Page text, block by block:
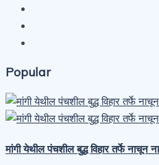
Popular
मांगी येथील पंचशील बुद्ध विहार तर्फे नाचून